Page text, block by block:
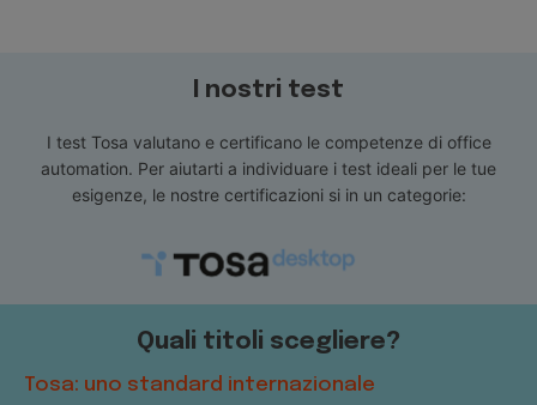
I nostri test
I test Tosa valutano e certificano le competenze di office
automation. Per aiutarti a individuare i test ideali per le tue
esigenze, le nostre certificazioni si in un categorie:
Quali titoli scegliere?
Tosa: uno standard internazionale